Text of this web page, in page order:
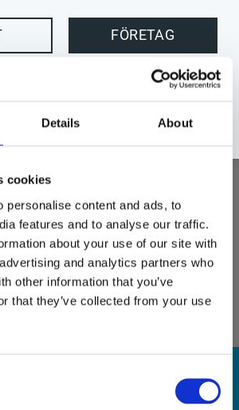
Details About
cookies
personalise content and ads, to
features and to analyse our traffic.
about your use of our site with
and analytics partners who
other information that you’ve
that they’ve collected from your use
Beställningsvara
Deltaco
Deltaco
DP 1.2 för anslutning av två enheter
i 60 Hz)
FÖRETAG